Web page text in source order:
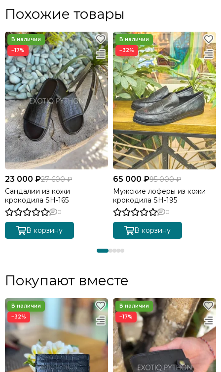
Похожие товары
−17%
23 000 ₽27 600 ₽
Сандалии из кожи
крокодила SH-165
0
В корзину
−32%
65 000 ₽95 000 ₽
Мужские лоферы из кожи
крокодила SH-195
0
В корзину
Покупают вместе
−32% −17%